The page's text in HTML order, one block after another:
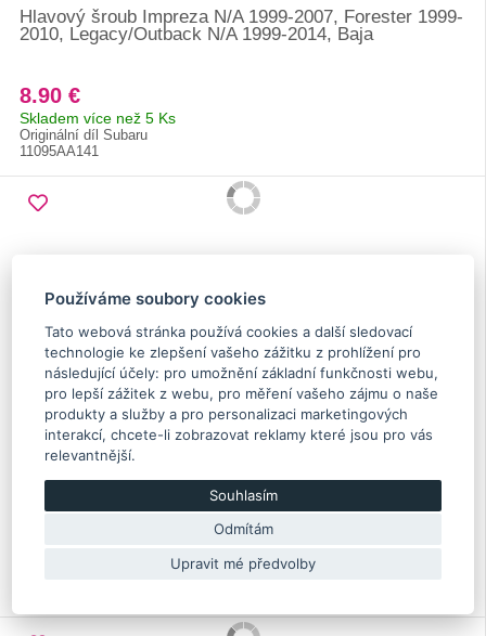
Používáme soubory cookies
Tato webová stránka používá cookies a další sledovací
technologie ke zlepšení vašeho zážitku z prohlížení pro
následující účely: pro umožnění základní funkčnosti webu,
pro lepší zážitek z webu, pro měření vašeho zájmu o naše
produkty a služby a pro personalizaci marketingových
interakcí,chcete-li zobrazovat reklamy které jsou pro vás
relevantnější.
Souhlasím
Odmítám
Upravit mé předvolby
Hlavový šroub Impreza N/A 1999-2007, Forester 1999-
2010, Legacy/Outback N/A 1999-2014, Baja
8.90 €
Skladem více než 5 Ks
Originální díl Subaru
11095AA141
Hlavový šroub Impreza N/A 1999-2007, Forester 1999-
2010, Legacy/Outback N/A 1999-2014, Baja
Skladem více než 5 Ks